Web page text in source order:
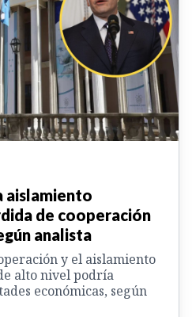
aislamiento
de cooperación
analista
y el aislamiento
alto nivel podría
económicas, según